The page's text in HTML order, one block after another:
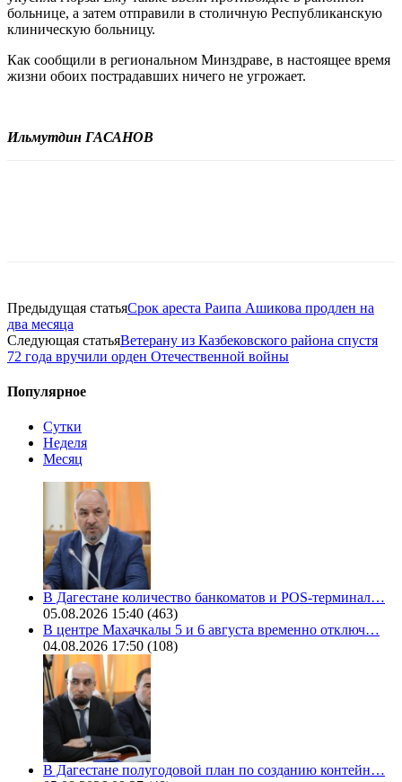
больнице, а затем отправили в столичную Республиканскую
клиническую больницу.
Как сообщили в региональном Минздраве, в настоящее время
жизни обоих пострадавших ничего не угрожает.
Ильмутдин ГАСАНОВ
Предыдущая статьяСрок ареста Раипа Ашикова продлен на
два месяца
Следующая статьяВетерану из Казбековского района спустя
72 года вручили орден Отечественной войны
Популярное
Сутки
Неделя
Месяц
В Дагестане количество банкоматов и POS-терминал…
05.08.2026 15:40 (463)
В центре Махачкалы 5 и 6 августа временно отключ…
04.08.2026 17:50 (108)
В Дагестане полугодовой план по созданию контейн…